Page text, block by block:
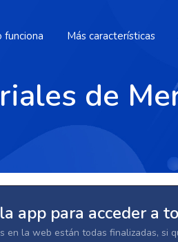
funciona Más características
de
app para acceder a
en la web están todas finalizadas, si